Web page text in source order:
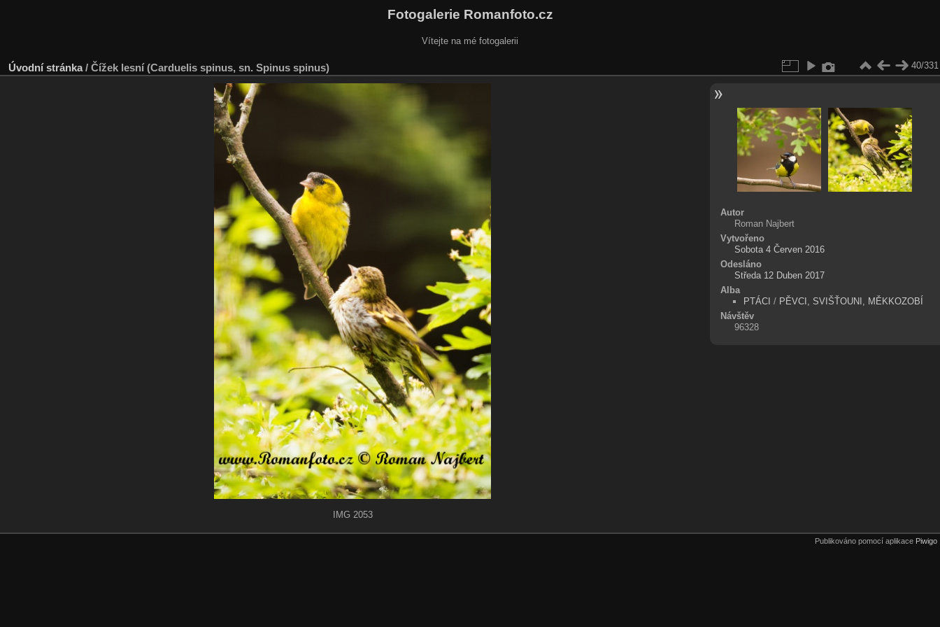
Fotogalerie Romanfoto.cz
Vítejte na mé fotogalerii
Úvodní stránka/ Čížek lesní (Carduelis spinus, sn. Spinus spinus) 40/331
IMG 2053
Autor
Roman Najbert
Vytvořeno
Sobota 4 Červen 2016
Odesláno
Středa 12 Duben 2017
Alba
PTÁCI / PĚVCI, SVIŠŤOUNI, MĚKKOZOBÍ
Návštěv
96328
Publikováno pomocí aplikace Piwigo